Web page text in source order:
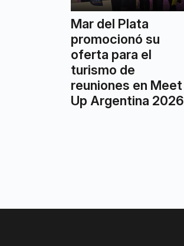
Mar del Plata
promocionó su
oferta para el
turismo de
reuniones en Meet
Up Argentina 2026